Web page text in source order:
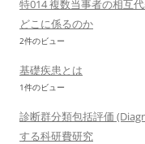
特014 複数当事者の相互
どこに係るのか
2件のビュー
基礎疾患とは
1件のビュー
診断群分類包括評価
する科研費研究